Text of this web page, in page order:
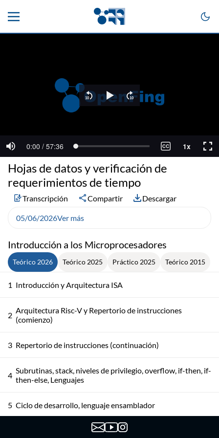
Introducción a los Microprocesadores
Teórico 2026 Teórico 2025 Práctico 2025 Teórico 2015
1 Introducción y Arquitectura ISA
2 Arquitectura Risc-V y Repertorio de instrucciones
(comienzo)
3 Repertorio de instrucciones (continuación)
4 Subrutinas, stack, niveles de privilegio, overflow, if-then, if-
then-else, Lenguajes
5 Ciclo de desarrollo, lenguaje ensamblador
Proceso de ensamblado. Stack, subrutinas, ABI
Hojas de datos y verificación de
requerimientos de tiempo
Transcripción Compartir Descargar
05/06/2026Ver más